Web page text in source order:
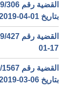
بتاريخ ‎2019-04-01‏
01-17‏
بتاريخ ‎2019-03-06‏